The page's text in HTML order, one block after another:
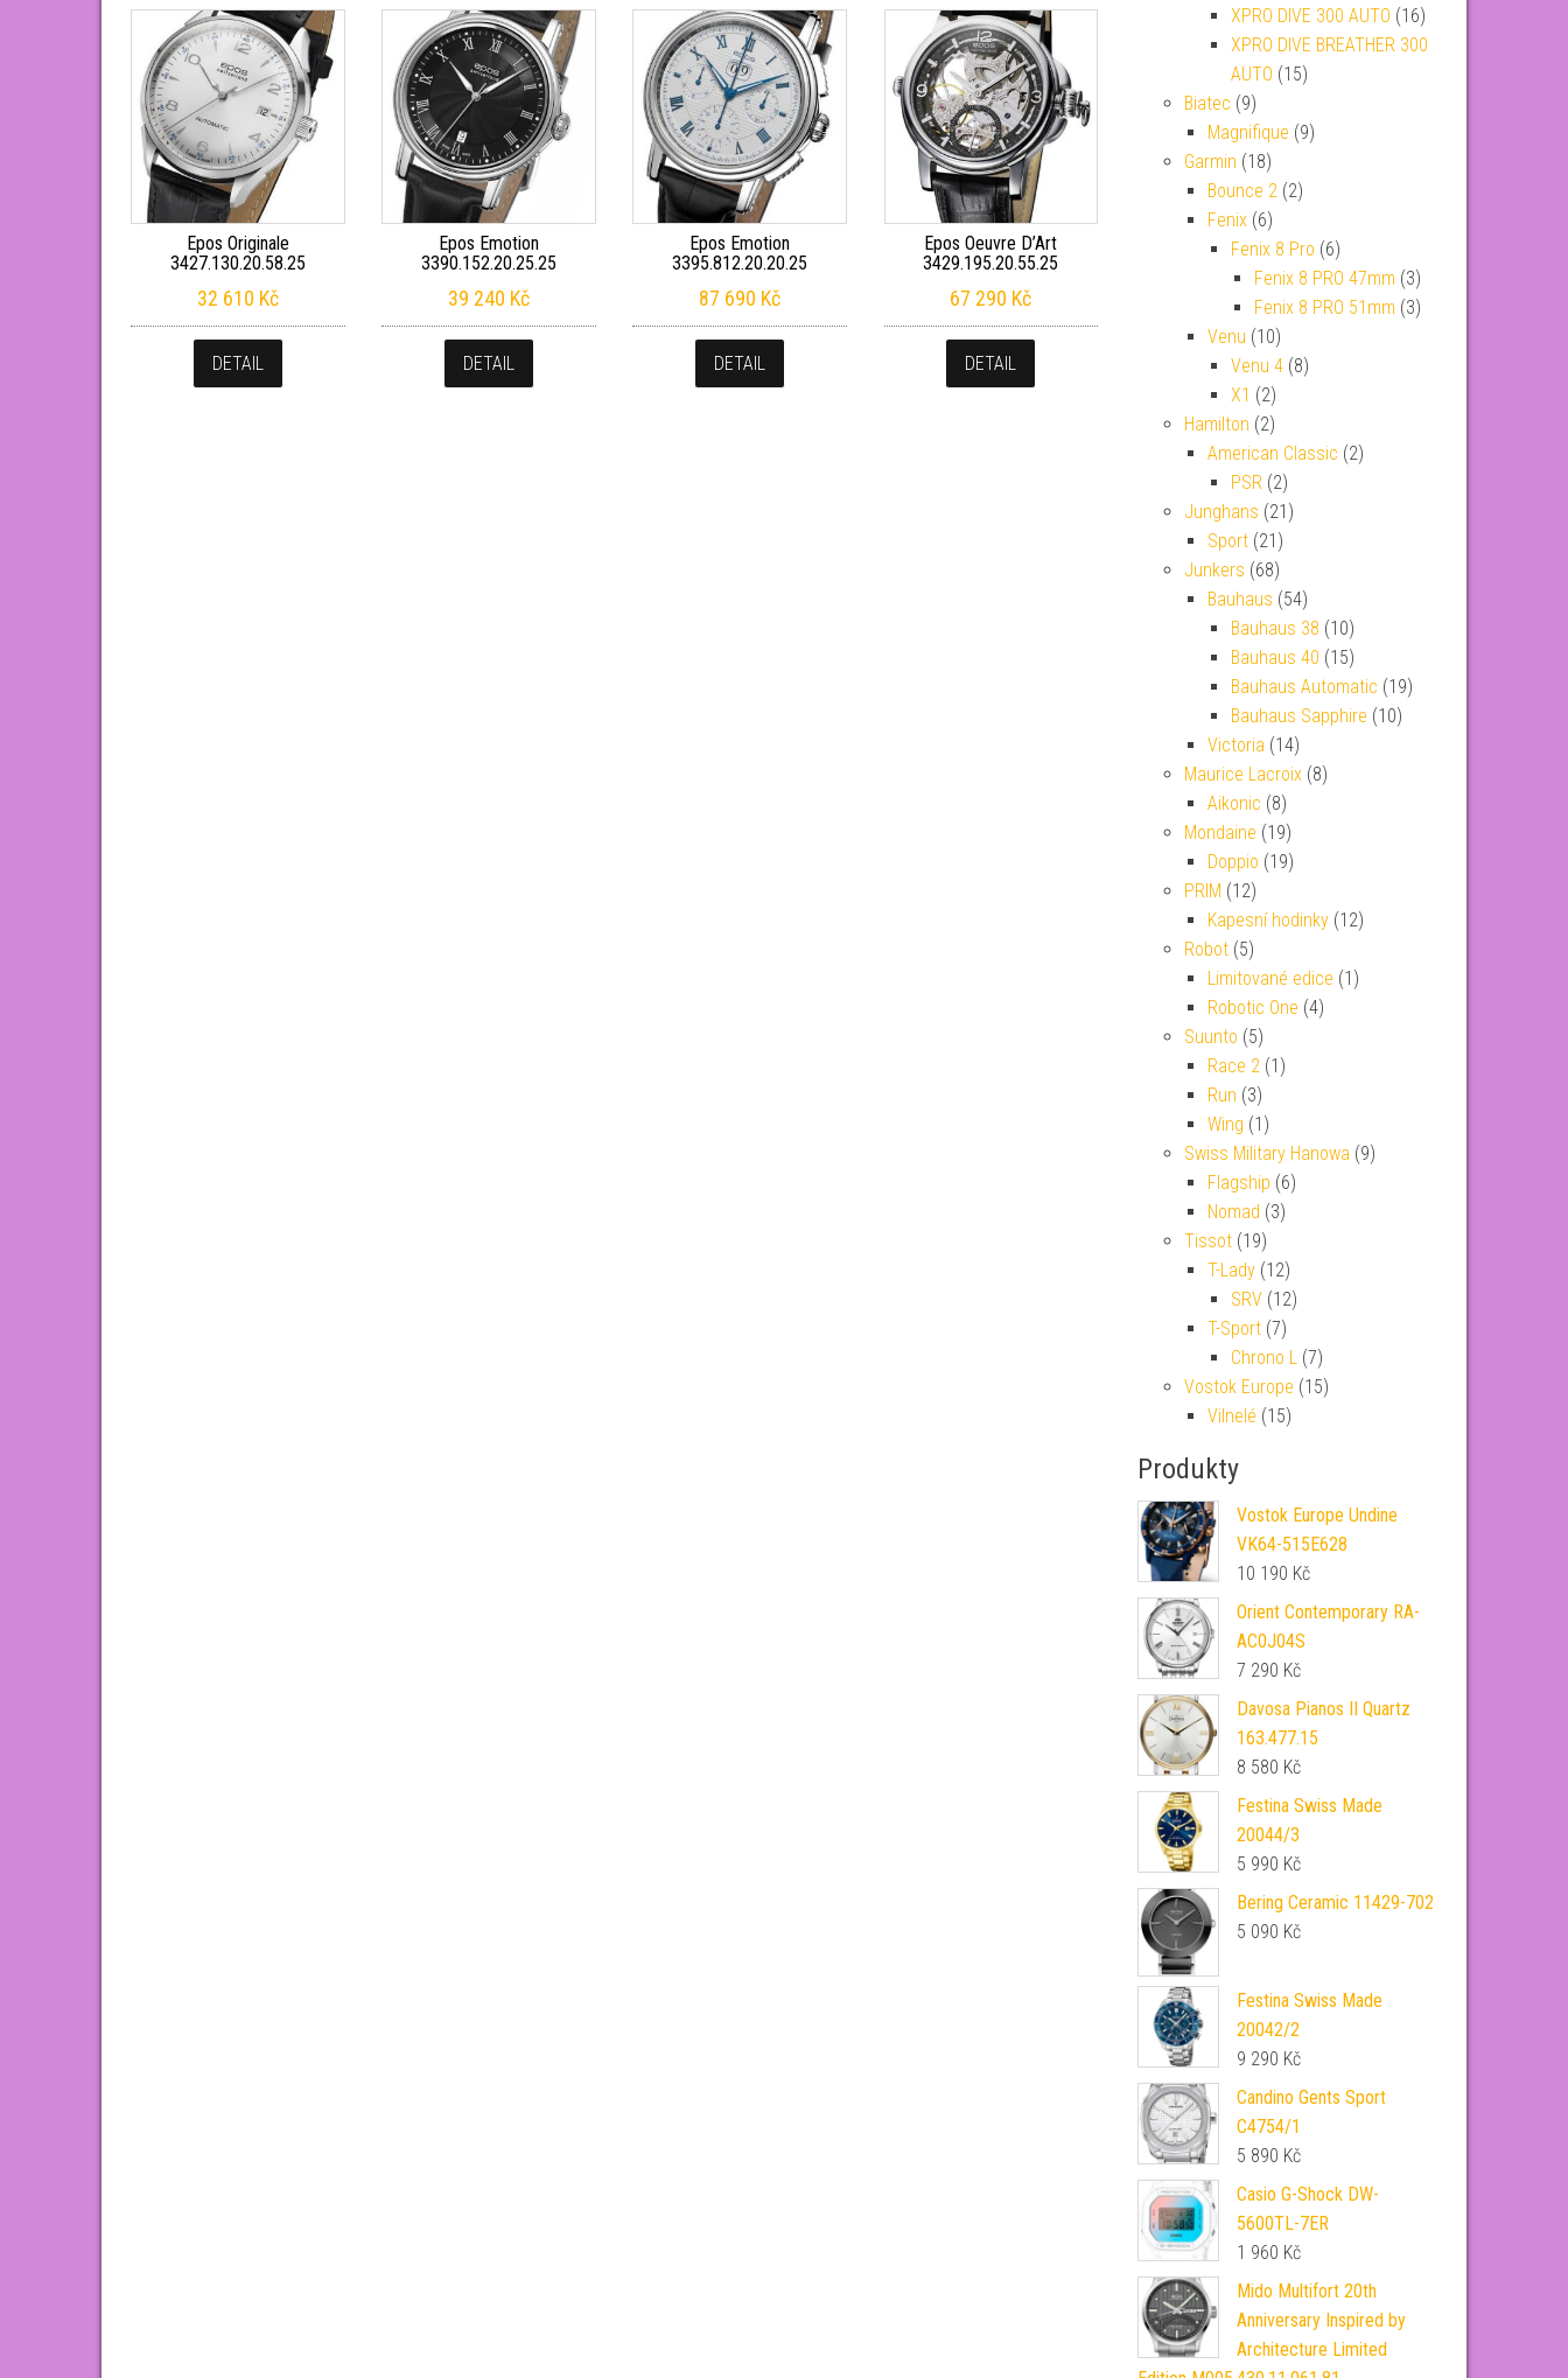
Epos Originale
3427.130.20.58.25
32 610 Kč
DETAIL
Epos Emotion
3390.152.20.25.25
39 240 Kč
DETAIL
Epos Emotion
3395.812.20.20.25
87 690 Kč
DETAIL
Epos Oeuvre D’Art
3429.195.20.55.25
67 290 Kč
DETAIL
XPRO DIVE 300 AUTO (16)
XPRO DIVE BREATHER 300
AUTO (15)
Biatec (9)
Magnifique (9)
Garmin (18)
Bounce 2 (2)
Fenix (6)
Fenix 8 Pro (6)
Fenix 8 PRO 47mm (3)
Fenix 8 PRO 51mm (3)
Venu (10)
Venu 4 (8)
X1 (2)
Hamilton (2)
American Classic (2)
PSR (2)
Junghans (21)
Sport (21)
Junkers (68)
Bauhaus (54)
Bauhaus 38 (10)
Bauhaus 40 (15)
Bauhaus Automatic (19)
Bauhaus Sapphire (10)
Victoria (14)
Maurice Lacroix (8)
Aikonic (8)
Mondaine (19)
Doppio (19)
PRIM (12)
Kapesní hodinky (12)
Robot (5)
Limitované edice (1)
Robotic One (4)
Suunto (5)
Race 2 (1)
Run (3)
Wing (1)
Swiss Military Hanowa (9)
Flagship (6)
Nomad (3)
Tissot (19)
T-Lady (12)
SRV (12)
T-Sport (7)
Chrono L (7)
Vostok Europe (15)
Vilnelé (15)
Produkty
Vostok Europe Undine
VK64-515E628
10 190 Kč
Orient Contemporary RA-
AC0J04S
7 290 Kč
Davosa Pianos II Quartz
163.477.15
8 580 Kč
Festina Swiss Made
20044/3
5 990 Kč
Bering Ceramic 11429-702
5 090 Kč
Festina Swiss Made
20042/2
9 290 Kč
Candino Gents Sport
C4754/1
5 890 Kč
Casio G-Shock DW-
5600TL-7ER
1 960 Kč
Mido Multifort 20th
Anniversary Inspired by
Architecture Limited